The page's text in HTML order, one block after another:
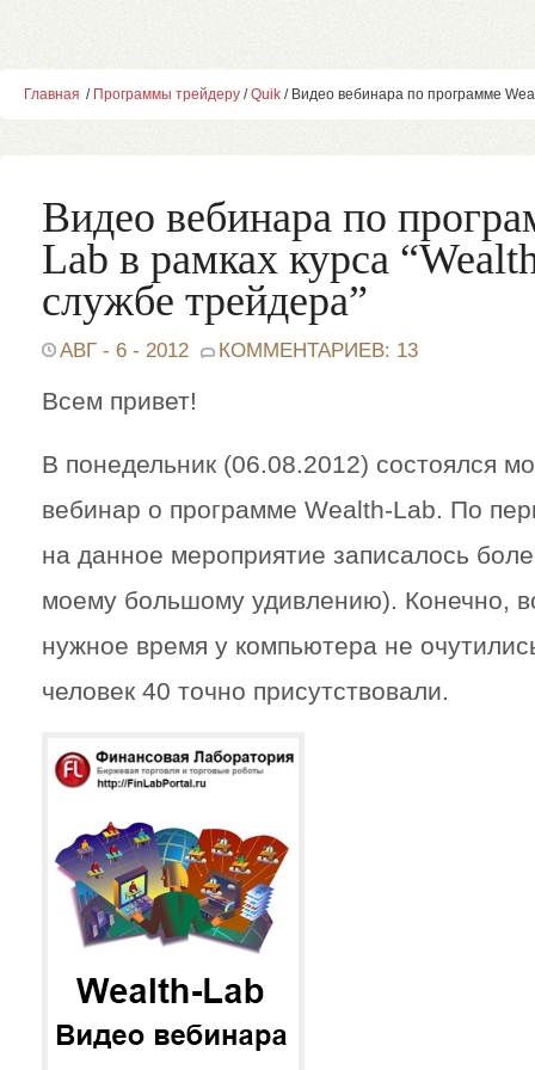
Главная / Программы трейдеру /Quik / Видео вебинара по программе
Видео вебинара по
Lab в рамках курса
службе трейдера”
АВГ - 6 - 2012 КОММЕНТАРИЕВ: 13
Всем привет!
В понедельник (06.08.2012) состоялся
вебинар о программе Wealth-Lab. По
на данное мероприятие записалось
моему большому удивлению). Конечно,
нужное время у компьютера не
человек 40 точно присутствовали.